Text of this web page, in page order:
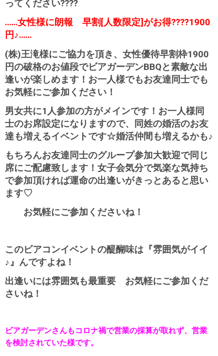
ってください????
……女性様に朗報 早割[人数限定]がお得????1900
円♪……
(株)王滝様にご協力を頂き、女性優待早割枠1900
円の破格のお値段でビアガーデンBBQと素敵な出
逢いが楽しめます！お一人様でもお友達同士でも
お気軽にご参加ください！
男女共に1人参加の方がメインです！お一人様同
士のお席設定になりますので、同姓の婚活のお友
達も増えるイベントです☆婚活仲間も増えるかも♪
もちろんお友達同士のグループ参加大歓迎で同じ
席にご配慮致します！ 女子会気分で気楽な気持ち
で参加頂ければ運命の出逢いがきっとあると思い
ます♡
お気軽にご参加くださいね！
このビアコンイベントの醍醐味は『雰囲気がイイ
♪』んですよね！
出逢いには雰囲気も最重要 お気軽にご参加くだ
さいね！
ビアガーデンさんもコロナ禍で営業の採算が取れず、営業
を検討されていた様です。